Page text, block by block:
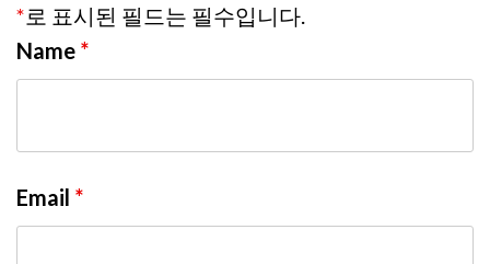
*로 표시된 필드는 필수입니다.
Name *
Email *